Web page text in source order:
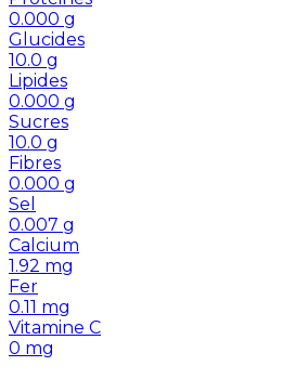
0.000 g
Glucides
10.0 g
Lipides
0.000 g
Sucres
10.0 g
Fibres
0.000 g
Sel
0.007 g
Calcium
1.92 mg
Fer
0.11 mg
Vitamine C
0 mg